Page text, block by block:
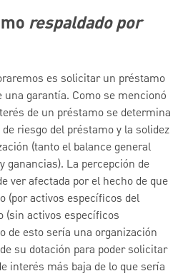
respaldado por
es solicitar un préstamo
garantía. Como se mencionó
de un préstamo se determina
riesgo del préstamo y la solidez
(tanto el balance general
ganancias). La percepción de
ver afectada por el hecho de que
(por activos específicos del
(sin activos específicos
de esto sería una organización
su dotación para poder solicitar
interés más baja de lo que sería